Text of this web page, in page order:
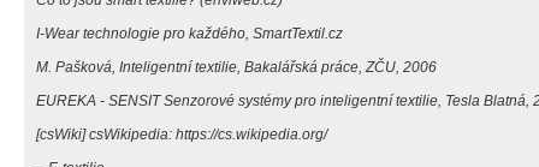
I-Wear technologie pro každého, SmartTextil.cz
M. Pašková, Inteligentní textilie, Bakalářská práce, ZČU, 2006
EUREKA - SENSIT Senzorové systémy pro inteligentní textilie, Tesla Blatná,
[csWiki] csWikipedia: https://cs.wikipedia.org/